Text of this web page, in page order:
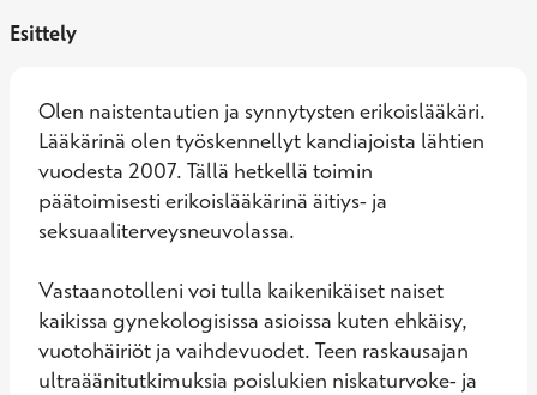
Esittely
Olen naistentautien ja synnytysten erikoislääkäri.
Lääkärinä olen työskennellyt kandiajoista lähtien
vuodesta 2007. Tällä hetkellä toimin
päätoimisesti erikoislääkärinä äitiys- ja
seksuaaliterveysneuvolassa.
Vastaanotolleni voi tulla kaikenikäiset naiset
kaikissa gynekologisissa asioissa kuten ehkäisy,
vuotohäiriöt ja vaihdevuodet. Teen raskausajan
ultraäänitutkimuksia poislukien niskaturvoke- ja